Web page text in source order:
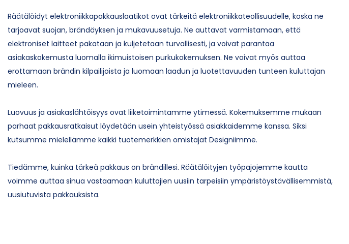
Räätälöidyt elektroniikkapakkauslaatikot ovat tärkeitä elektroniikkateollisuudelle, koska ne
tarjoavat suojan, brändäyksen ja mukavuusetuja. Ne auttavat varmistamaan, että
elektroniset laitteet pakataan ja kuljetetaan turvallisesti, ja voivat parantaa
asiakaskokemusta luomalla ikimuistoisen purkukokemuksen. Ne voivat myös auttaa
erottamaan brändin kilpailijoista ja luomaan laadun ja luotettavuuden tunteen kuluttajan
mieleen.
Luovuus ja asiakaslähtöisyys ovat liiketoimintamme ytimessä. Kokemuksemme mukaan
parhaat pakkausratkaisut löydetään usein yhteistyössä asiakkaidemme kanssa. Siksi
kutsumme mielellämme kaikki tuotemerkkien omistajat Designiimme.
Tiedämme, kuinka tärkeä pakkaus on brändillesi. Räätälöityjen työpajojemme kautta
voimme auttaa sinua vastaamaan kuluttajien uusiin tarpeisiin ympäristöystävällisemmistä,
uusiutuvista pakkauksista.